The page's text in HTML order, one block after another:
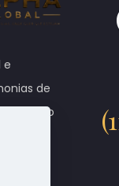
e
de
parte do